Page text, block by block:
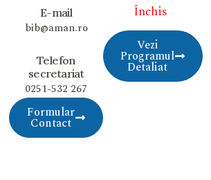
Închis
Vezi
Programul
Detaliat
E-mail
bib@aman.ro
Telefon
secretariat
0251-532 267
Formular
Contact